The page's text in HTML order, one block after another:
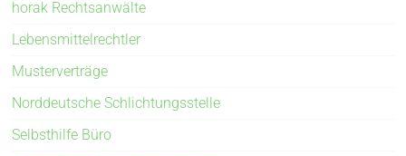
horak Rechtsanwälte
Lebensmittelrechtler
Musterverträge
Norddeutsche Schlichtungsstelle
Selbsthilfe Büro